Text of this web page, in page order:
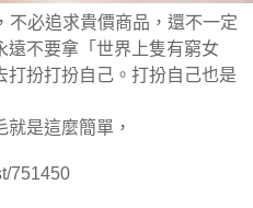
不必追求貴價商品，還不一定
遠不要拿「世界上隻有窮女
打扮打扮自己。打扮自己也是
是這麼簡單，
751450